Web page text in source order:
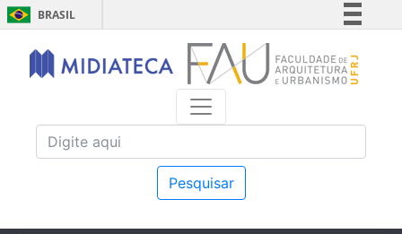
BRASIL
Simplifique!
Comunica BR
Acesso à informação
Pesquisar